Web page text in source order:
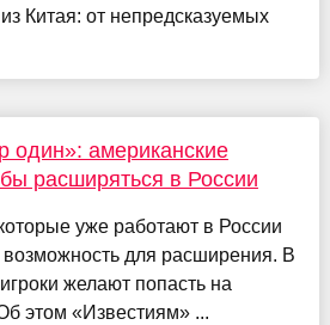
Китая: от непредсказуемых
один»: американские
расширяться в России
уже работают в России
возможность для расширения. В
желают попасть на
этом «Известиям» ...